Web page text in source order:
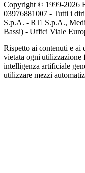
Copyright © 1999-2026
03976881007 - Tutti i
S.p.A. - RTI S.p.A.,
Bassi) - Uffici Viale
Rispetto ai contenuti e ai
vietata ogni utilizzazione
intelligenza artificiale
utilizzare mezzi